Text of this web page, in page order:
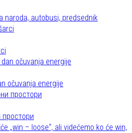
naroda, autobusi, predsednik
očuvanja energije